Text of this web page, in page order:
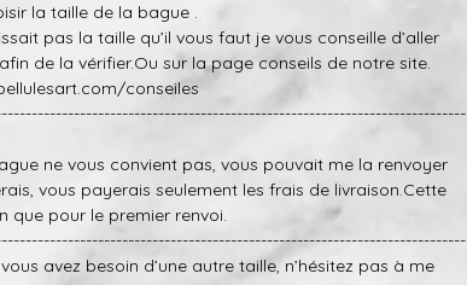
la taille de la bague .
pas la taille qu’il vous faut je vous conseille d’aller
de la vérifier.Ou sur la page conseils de notre site.
conseiles
ne vous convient pas, vous pouvait me la renvoyer
, vous payerais seulement les frais de livraison.Cette
que pour le premier renvoi.
avez besoin d’une autre taille, n’hésitez pas à me